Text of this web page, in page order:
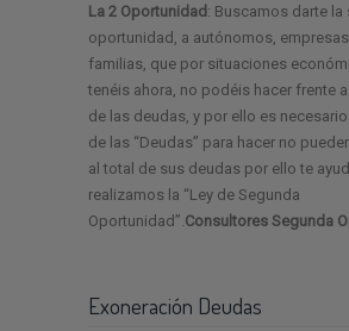
La 2 Oportunidad : Buscamos darte la
oportunidad, a autónomos,
familias, que por situaciones
tenéis ahora, no podéis hacer frente
de las deudas, y por ello es necesario
de las “Deudas” para hacer no
al total de sus deudas por ello te
realizamos la “Ley de Segunda
Oportunidad”. Consultores Segunda
Exoneración Deudas